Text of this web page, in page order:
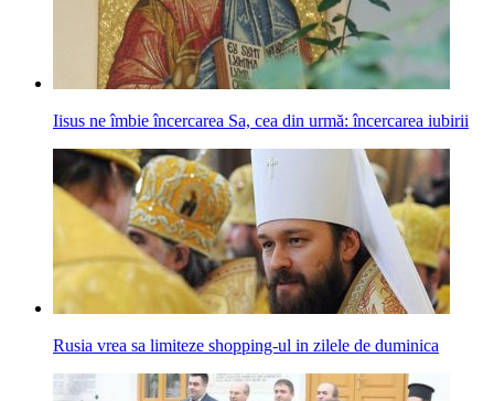
Iisus ne îmbie încercarea Sa, cea din urmă: încercarea iubirii
Rusia vrea sa limiteze shopping-ul in zilele de duminica